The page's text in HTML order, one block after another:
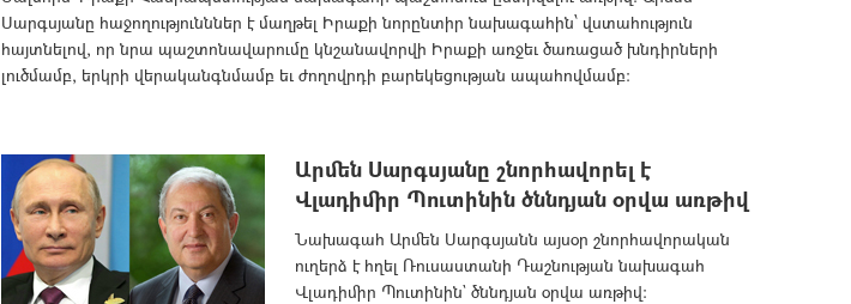
Սարգսյանը հաջողությունններ է մաղթել Իրաքի նորընտիր նախագահին՝ վստահություն
հայտնելով, որ նրա պաշտոնավարումը կնշանավորվի Իրաքի առջեւ ծառացած խնդիրների
լուծմամբ, երկրի վերականգնմամբ եւ ժողովրդի բարեկեցության ապահովմամբ:
Արմեն Սարգսյանը շնորհավորել է
Վլադիմիր Պուտինին ծննդյան օրվա առթիվ
Նախագահ Արմեն Սարգսյանն այսօր շնորհավորական
ուղերձ է հղել Ռուսաստանի Դաշնության նախագահ
Վլադիմիր Պուտինին` ծննդյան օրվա առթիվ: